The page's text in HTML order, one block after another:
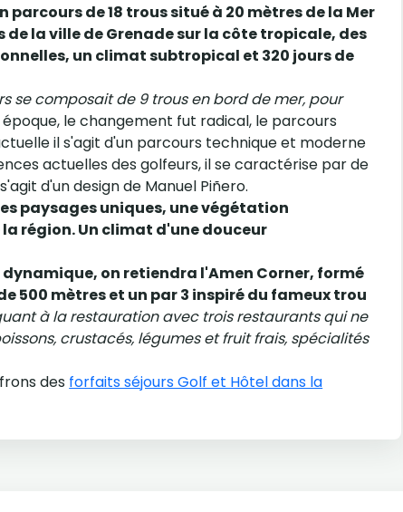
parcours de 18 trous situé à 20 mètres de la Mer
la ville de Grenade sur la côte tropicale, des
un climat subtropical et 320 jours de
se composait de 9 trous en bord de mer, pour
le changement fut radical, le parcours
il s'agit d'un parcours technique et moderne
actuelles des golfeurs, il se caractérise par de
d'un design de Manuel Piñero.
paysages uniques, une végétation
région. Un climat d'une douceur
on retiendra l'Amen Corner, formé
de 500 mètres et un par 3 inspiré du fameux trou
à la restauration avec trois restaurants qui ne
crustacés, légumes et fruit frais, spécialités
des forfaits séjours Golf et Hôtel dans la